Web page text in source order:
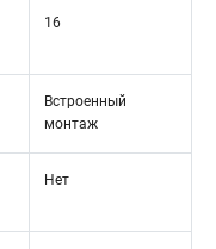
16
Встроенный
монтаж
Нет